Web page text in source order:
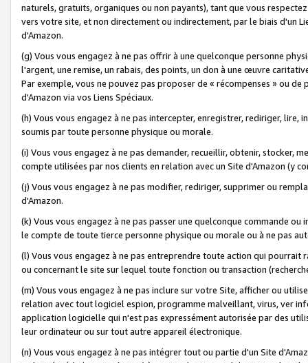
naturels, gratuits, organiques ou non payants), tant que vous
vers votre site, et non directement ou indirectement, par le biais d'un
d'Amazon.
(g) Vous vous engagez à ne pas offrir à une quelconque personne
l'argent, une remise, un rabais, des points, un don à une œuvre
Par exemple, vous ne pouvez pas proposer de « récompenses » ou
d'Amazon via vos Liens Spéciaux.
(h) Vous vous engagez à ne pas intercepter, enregistrer, rediriger,
soumis par toute personne physique ou morale.
(i) Vous vous engagez à ne pas demander, recueillir, obtenir, stocker,
compte utilisées par nos clients en relation avec un Site d'Amazon (y
(j) Vous vous engagez à ne pas modifier, rediriger, supprimer ou
d'Amazon.
(k) Vous vous engagez à ne pas passer une quelconque commande
le compte de toute tierce personne physique ou morale ou à ne pas
(l) Vous vous engagez à ne pas entreprendre toute action qui
ou concernant le site sur lequel toute fonction ou transaction
(m) Vous vous engagez à ne pas inclure sur votre Site, afficher ou
relation avec tout logiciel espion, programme malveillant, virus, ver
application logicielle qui n'est pas expressément autorisée par des
leur ordinateur ou sur tout autre appareil électronique.
(n) Vous vous engagez à ne pas intégrer tout ou partie d'un Site